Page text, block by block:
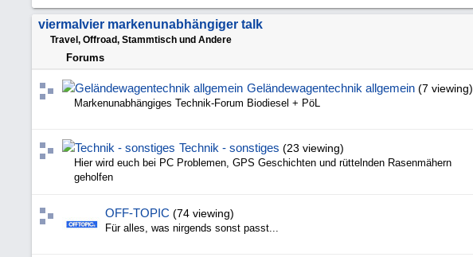
viermalvier markenunabhängiger talk
Travel, Offroad, Stammtisch und Andere
Forums
Geländewagentechnik allgemein (7 viewing)
Markenunabhängiges Technik-Forum Biodiesel + PöL
Technik - sonstiges (23 viewing)
Hier wird euch bei PC Problemen, GPS Geschichten und rüttelnden Rasenmähern
geholfen
OFF-TOPIC (74 viewing)
Für alles, was nirgends sonst passt...